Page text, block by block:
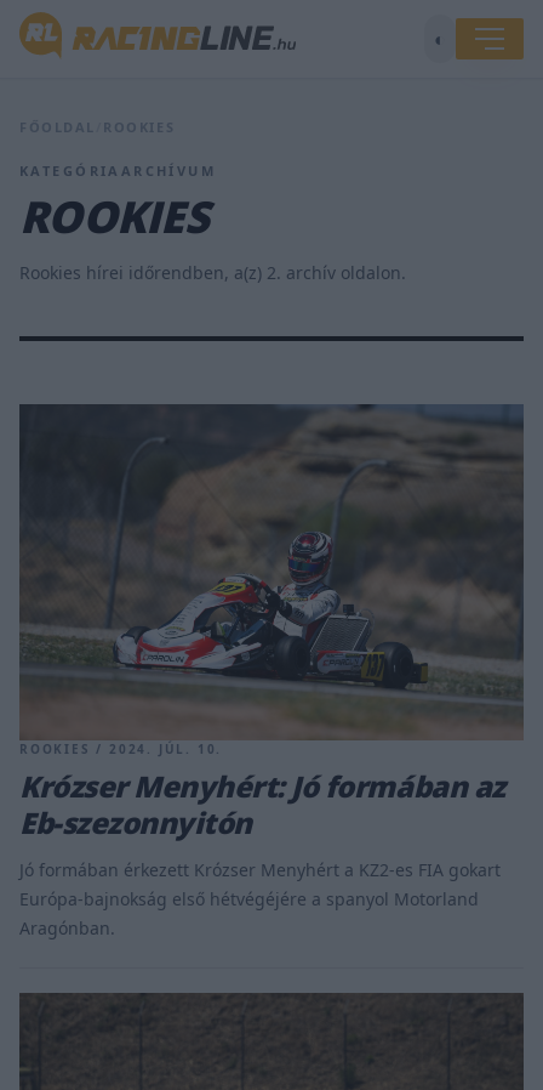
◐
FŐOLDAL ROOKIES
KATEGÓRIAARCHÍVUM
ROOKIES
Rookies hírei időrendben, a(z) 2. archív oldalon.
ROOKIES / 2024. JÚL. 10.
Krózser Menyhért: Jó formában az
Eb-szezonnyitón
Jó formában érkezett Krózser Menyhért a KZ2-es FIA gokart
Európa-bajnokság első hétvégéjére a spanyol Motorland
Aragónban.